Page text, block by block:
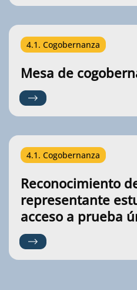
4.1. Cogobernanza
Mesa de
4.1. Cogobernanza
Reconocimiento
representante
acceso a prueba